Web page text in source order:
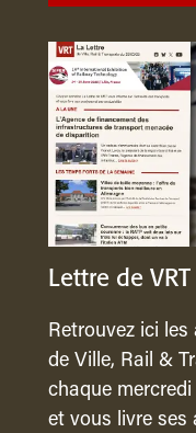
Lettre de VRT
Retrouvez ici les
de Ville, Rail &
chaque
et vous livre ses